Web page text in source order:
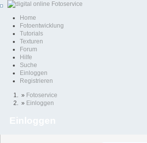
Home
Fotoentwicklung
Tutorials
Texturen
Forum
Hilfe
Suche
Einloggen
Registrieren
» Fotoservice
» Einloggen